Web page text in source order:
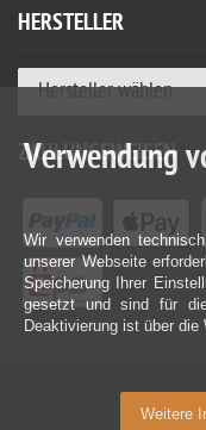
HERSTELLER
Hersteller wählen
ZAHLUNGSWEISEN
Verwendung
Wir verwenden
unserer Webseite
Speicherung Ihrer
gesetzt und sind für
Deaktivierung ist über
Weitere